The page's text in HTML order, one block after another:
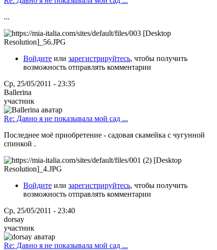
...
Войдите или зарегистрируйтесь, чтобы получить
возможность отправлять комментарии
Ср, 25/05/2011 - 23:35
Ballerina
участник
Re: Давно я не показывала мой сад ...
Последнее моё приобретение - садовая скамейка с чугунной
спинкой .
Войдите или зарегистрируйтесь, чтобы получить
возможность отправлять комментарии
Ср, 25/05/2011 - 23:40
dorsay
участник
Re: Давно я не показывала мой сад ...